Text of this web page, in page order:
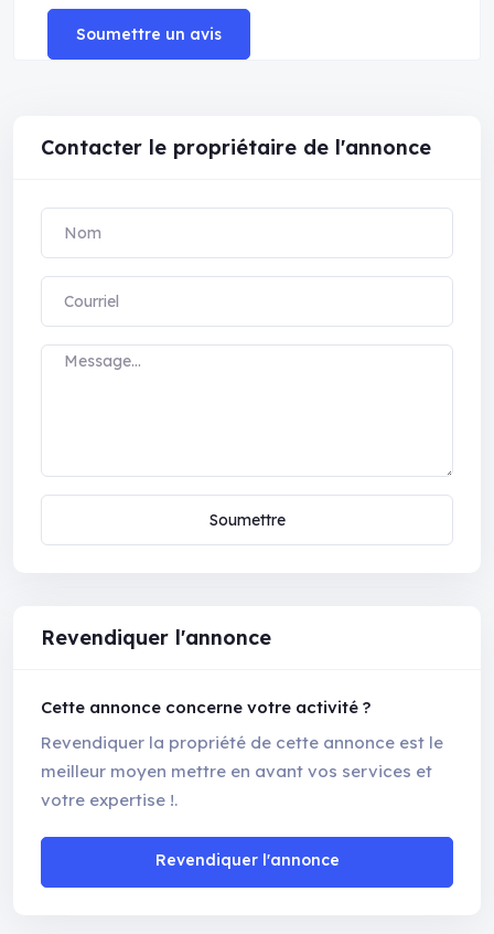
Soumettre un avis
Contacter le propriétaire de l'annonce
Soumettre
Revendiquer l'annonce
Cette annonce concerne votre activité ?
Revendiquer la propriété de cette annonce est le
meilleur moyen mettre en avant vos services et
votre expertise !.
Revendiquer l'annonce